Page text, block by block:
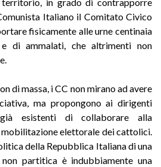
Italiano il Comitato Civico
fisicamente alle urne centinaia
di ammalati, che altrimenti non
di massa, i CC non mirano ad avere
ma propongono ai dirigenti
esistenti di collaborare alla
elettorale dei cattolici.
della Repubblica Italiana di una
partitica è indubbiamente una